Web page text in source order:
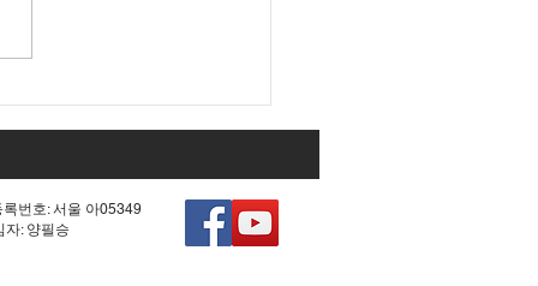
번호: 서울 아05349
: 양필승